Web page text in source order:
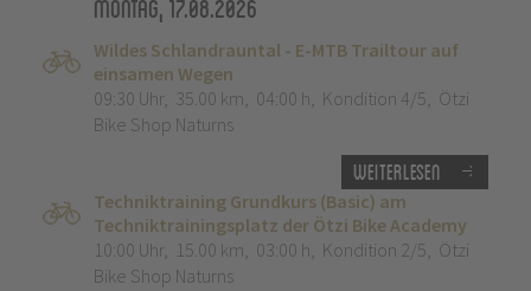
Montag, 17.08.2026
Wildes Schlandrauntal - E-MTB Trailtour auf
einsamen Wegen
09:30 Uhr, 35.00 km, 04:00 h, Kondition 4/5, Ötzi
Bike Shop Naturns
Weiterlesen
Techniktraining Grundkurs (Basic) am
Techniktrainingsplatz der Ötzi Bike Academy
10:00 Uhr, 15.00 km, 03:00 h, Kondition 2/5, Ötzi
Bike Shop Naturns